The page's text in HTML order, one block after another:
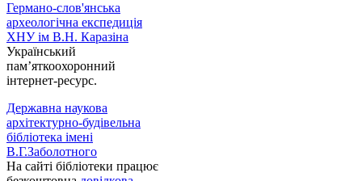
Германо-слов'янська
археологічна експедиція
ХНУ ім В.Н. Каразіна
Український
пам’яткоохоронний
інтернет-ресурс.
Державна наукова
архітектурно-будівельна
бібліотека імені
В.Г.Заболотного
На сайті бібліотеки працює